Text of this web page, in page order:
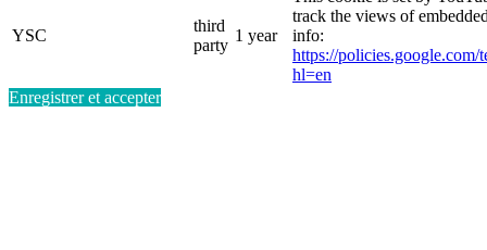
YSC
third
party
1 year
track the views of
info:
https://policies.google.com/
hl=en
Enregistrer et accepter